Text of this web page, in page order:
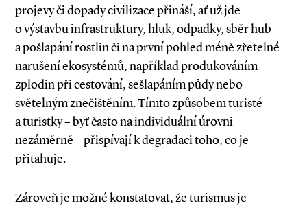
projevy či dopady civilizace přináší, ať už jde
o výstavbu infrastruktury, hluk, odpadky, sběr hub
a pošlapání rostlin či na první pohled méně zřetelné
narušení ekosystémů, například produkováním
zplodin při cestování, sešlapáním půdy nebo
světelným znečištěním. Tímto způsobem turisté
a turistky – byť často na individuální úrovni
nezáměrně – přispívají k degradaci toho, co je
přitahuje.
Zároveň je možné konstatovat, že turismus je